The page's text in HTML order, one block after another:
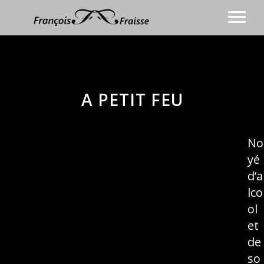
Vidéos
COACHING VOCAL
A PETIT FEU
No
yé
d’a
lco
ol
et
de
so